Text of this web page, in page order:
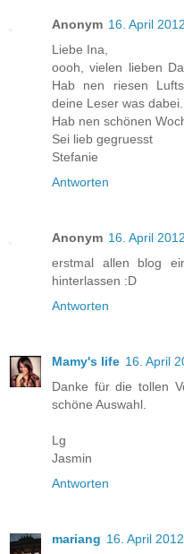
Anonym 16. April
Liebe Ina,
oooh, vielen lieben
Hab nen riesen
deine Leser was dabei...
Hab nen schönen
Sei lieb gegruesst
Stefanie
Antworten
Anonym 16. April
erstmal allen blog
hinterlassen :D
Antworten
Mamy's life 16. April
Danke für die tollen
schöne Auswahl.
Lg
Jasmin
Antworten
mariang 16. April